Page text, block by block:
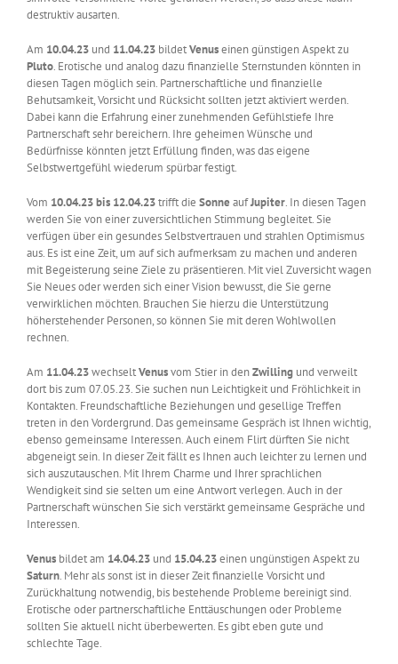
destruktiv ausarten.
Am 10.04.23 und 11.04.23 bildetVenuseinen günstigen Aspekt zu
Pluto. Erotische und analog dazu finanzielle Sternstunden könnten in
diesen Tagen möglich sein. Partnerschaftliche und finanzielle
Behutsamkeit, Vorsicht und Rücksicht sollten jetzt aktiviert werden.
Dabei kann die Erfahrung einer zunehmenden Gefühlstiefe Ihre
Partnerschaft sehr bereichern. Ihre geheimen Wünsche und
Bedürfnisse könnten jetzt Erfüllung finden, was das eigene
Selbstwertgefühl wiederum spürbar festigt.
Vom 10.04.23 bis 12.04.23trifft die Sonne aufJupiter. In diesen Tagen
werden Sie von einer zuversichtlichen Stimmung begleitet. Sie
verfügen über ein gesundes Selbstvertrauen und strahlen Optimismus
aus. Es ist eine Zeit, um auf sich aufmerksam zu machen und anderen
mit Begeisterung seine Ziele zu präsentieren. Mit viel Zuversicht wagen
Sie Neues oder werden sich einer Vision bewusst, die Sie gerne
verwirklichen möchten. Brauchen Sie hierzu die Unterstützung
höherstehender Personen, so können Sie mit deren Wohlwollen
rechnen.
Am 11.04.23wechseltVenusvom Stier in denZwilling und verweilt
dort bis zum 07.05.23. Sie suchen nun Leichtigkeit und Fröhlichkeit in
Kontakten. Freundschaftliche Beziehungen und gesellige Treffen
treten in den Vordergrund. Das gemeinsame Gespräch ist Ihnen wichtig,
ebenso gemeinsame Interessen. Auch einem Flirt dürften Sie nicht
abgeneigt sein. In dieser Zeit fällt es Ihnen auch leichter zu lernen und
sich auszutauschen. Mit Ihrem Charme und Ihrer sprachlichen
Wendigkeit sind sie selten um eine Antwort verlegen. Auch in der
Partnerschaft wünschen Sie sich verstärkt gemeinsame Gespräche und
Interessen.
Venus bildet am 14.04.23 und 15.04.23einen ungünstigen Aspekt zu
Saturn. Mehr als sonst ist in dieser Zeit finanzielle Vorsicht und
Zurückhaltung notwendig, bis bestehende Probleme bereinigt sind.
Erotische oder partnerschaftliche Enttäuschungen oder Probleme
sollten Sie aktuell nicht überbewerten. Es gibt eben gute und
schlechte Tage.